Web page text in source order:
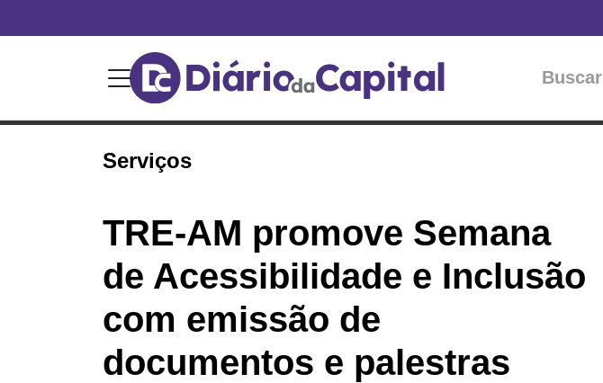
Buscar
Serviços
TRE-AM promove Semana
de Acessibilidade e Inclusão
com emissão de
documentos e palestras